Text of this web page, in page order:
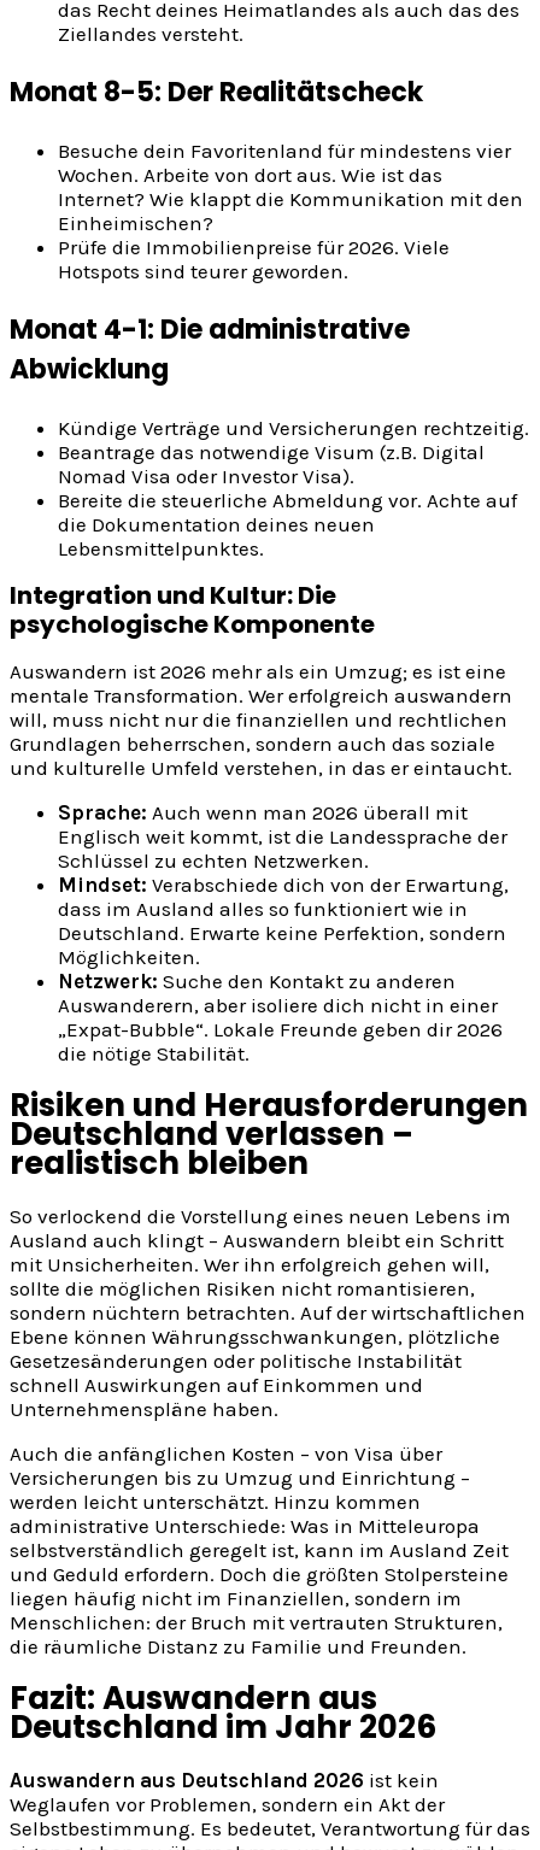
das Recht deines Heimatlandes als auch das des
Ziellandes versteht.
Monat 8-5: Der Realitätscheck
Besuche dein Favoritenland für mindestens vier
Wochen. Arbeite von dort aus. Wie ist das
Internet? Wie klappt die Kommunikation mit den
Einheimischen?
Prüfe die Immobilienpreise für 2026. Viele
Hotspots sind teurer geworden.
Monat 4-1: Die administrative
Abwicklung
Kündige Verträge und Versicherungen rechtzeitig.
Beantrage das notwendige Visum (z.B. Digital
Nomad Visa oder Investor Visa).
Bereite die steuerliche Abmeldung vor. Achte auf
die Dokumentation deines neuen
Lebensmittelpunktes.
Integration und Kultur: Die
psychologische Komponente
Auswandern ist 2026 mehr als ein Umzug; es ist eine
mentale Transformation. Wer erfolgreich auswandern
will, muss nicht nur die finanziellen und rechtlichen
Grundlagen beherrschen, sondern auch das soziale
und kulturelle Umfeld verstehen, in das er eintaucht.
Sprache: Auch wenn man 2026 überall mit
Englisch weit kommt, ist die Landessprache der
Schlüssel zu echten Netzwerken.
Mindset: Verabschiede dich von der Erwartung,
dass im Ausland alles so funktioniert wie in
Deutschland. Erwarte keine Perfektion, sondern
Möglichkeiten.
Netzwerk: Suche den Kontakt zu anderen
Auswanderern, aber isoliere dich nicht in einer
„Expat-Bubble“. Lokale Freunde geben dir 2026
die nötige Stabilität.
Risiken und Herausforderungen
Deutschland verlassen –
realistisch bleiben
So verlockend die Vorstellung eines neuen Lebens im
Ausland auch klingt – Auswandern bleibt ein Schritt
mit Unsicherheiten. Wer ihn erfolgreich gehen will,
sollte die möglichen Risiken nicht romantisieren,
sondern nüchtern betrachten. Auf der wirtschaftlichen
Ebene können Währungsschwankungen, plötzliche
Gesetzesänderungen oder politische Instabilität
schnell Auswirkungen auf Einkommen und
Unternehmenspläne haben.
Auch die anfänglichen Kosten – von Visa über
Versicherungen bis zu Umzug und Einrichtung –
werden leicht unterschätzt. Hinzu kommen
administrative Unterschiede: Was in Mitteleuropa
selbstverständlich geregelt ist, kann im Ausland Zeit
und Geduld erfordern. Doch die größten Stolpersteine
liegen häufig nicht im Finanziellen, sondern im
Menschlichen: der Bruch mit vertrauten Strukturen,
die räumliche Distanz zu Familie und Freunden.
Fazit: Auswandern aus
Deutschland im Jahr 2026
Auswandern aus Deutschland 2026 ist kein
Weglaufen vor Problemen, sondern ein Akt der
Selbstbestimmung. Es bedeutet, Verantwortung für das